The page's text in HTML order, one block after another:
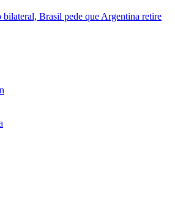
bilateral, Brasil pede que Argentina retire